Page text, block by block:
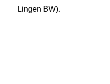
Lingen BW).